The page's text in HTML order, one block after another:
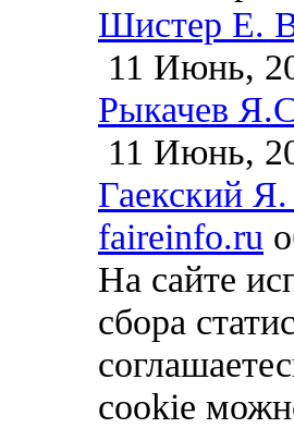
Шистер Е.
11 Июнь,
Рыкачев
11 Июнь,
Гаекский
faireinfo.ru
На сайте
сбора
cookie